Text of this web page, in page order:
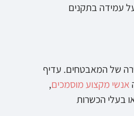
עמידה בתקנים
של המאבטחים. עדיף
אנשי מקצוע מוסמכים,
או בעלי הכשרות